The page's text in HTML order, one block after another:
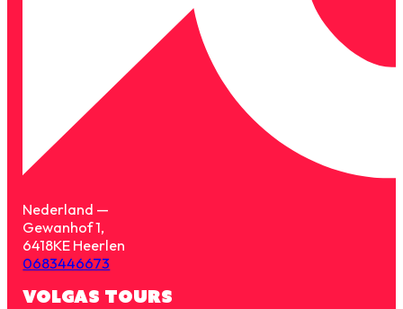
Nederland —
Gewanhof 1,
6418KE Heerlen
0683446673
VOLGAS TOURS